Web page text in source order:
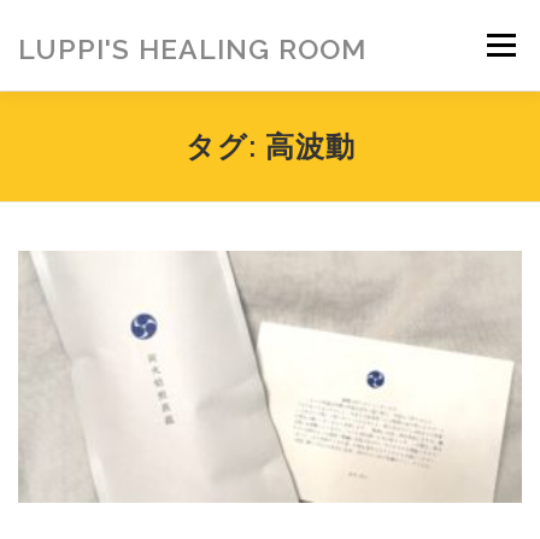
ッ
LUPPI'S HEALING ROOM メニュー
MENU お客様の声
お問い合わせ ご寄付のお願い
タグ: 高波動